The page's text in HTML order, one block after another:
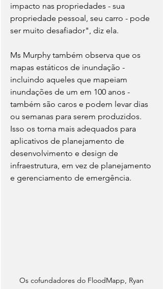
impacto nas propriedades - sua
propriedade pessoal, seu carro - pode
ser muito desafiador", diz ela.
Ms Murphy também observa que os
mapas estáticos de inundação -
incluindo aqueles que mapeiam
inundações de um em 100 anos -
também são caros e podem levar dias
ou semanas para serem produzidos.
Isso os torna mais adequados para
aplicativos de planejamento de
desenvolvimento e design de
infraestrutura, em vez de planejamento
e gerenciamento de emergência.
Os cofundadores do FloodMapp, Ryan